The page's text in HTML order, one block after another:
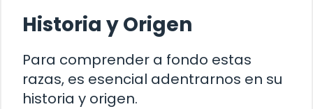
Historia y Origen
Para comprender a fondo estas
razas, es esencial adentrarnos en su
historia y origen.